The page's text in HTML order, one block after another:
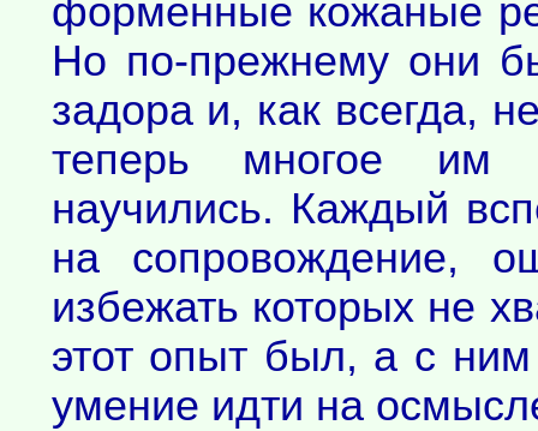
форменные кожаные
Но по-прежнему они
задора и, как всегда,
теперь многое им
научились. Каждый
на сопровождение,
избежать которых не
этот опыт был, а с
умение идти на